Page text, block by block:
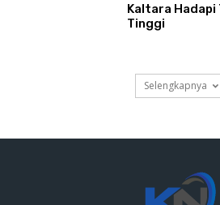
Kaltara Hadapi
Tinggi
Selengkapnya